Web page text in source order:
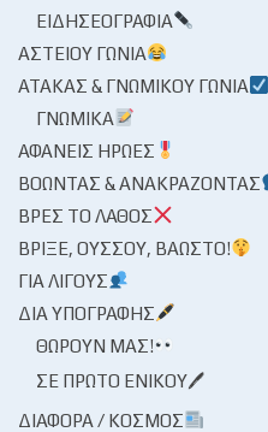
ΕΙΔΗΣΕΟΓΡΑΦΊΑ
ΑΣΤΕΊΟΥ ΓΩΝΊΑ
ΑΤΆΚΑΣ & ΓΝΩΜΙΚΟΎ ΓΩΝΊΑ
ΓΝΩΜΙΚΆ
ΑΦΑΝΕΊΣ ΉΡΩΕΣ
ΒΟΏΝΤΑΣ & ΑΝΑΚΡΆΖΟΝΤΑΣ
ΒΡΕΣ ΤΟ ΛΆΘΟΣ
ΒΡΊΞΕ, ΟΎΣΣΟΥ, ΒΆΩΣΤΟ!
ΓΙΑ ΛΊΓΟΥΣ
ΔΙΑ ΥΠΟΓΡΑΦΉΣ
ΘΩΡΟΎΝ ΜΑΣ!
ΣΕ ΠΡΏΤΟ ΕΝΙΚΟΎ🖊
ΔΙΆΦΟΡΑ / ΚΌΣΜΟΣ